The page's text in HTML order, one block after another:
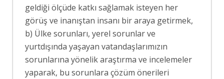
geldiği ölçüde katkı sağlamak isteyen her
görüş ve inanıştan insanı bir araya getirmek,
b) Ülke sorunları, yerel sorunlar ve
yurtdışında yaşayan vatandaşlarımızın
sorunlarına yönelik araştırma ve incelemeler
yaparak, bu sorunlara çözüm önerileri